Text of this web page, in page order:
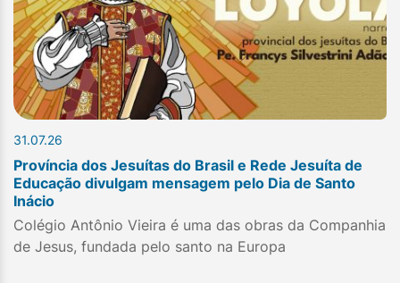
31.07.26
Província dos Jesuítas do Brasil e Rede Jesuíta de
Educação divulgam mensagem pelo Dia de Santo
Inácio
Colégio Antônio Vieira é uma das obras da Companhia
de Jesus, fundada pelo santo na Europa